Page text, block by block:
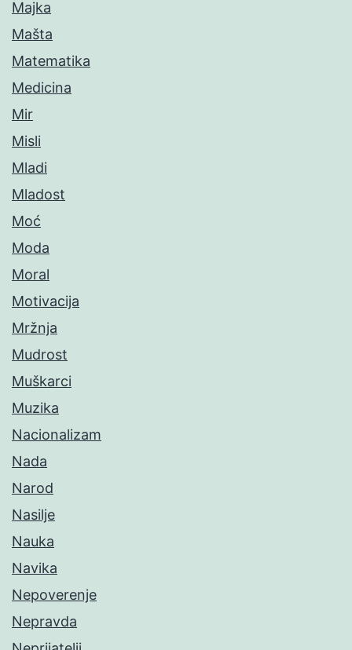
Majka
Mašta
Matematika
Medicina
Mir
Misli
Mladi
Mladost
Moć
Moda
Moral
Motivacija
Mržnja
Mudrost
Muškarci
Muzika
Nacionalizam
Nada
Narod
Nasilje
Nauka
Navika
Nepoverenje
Nepravda